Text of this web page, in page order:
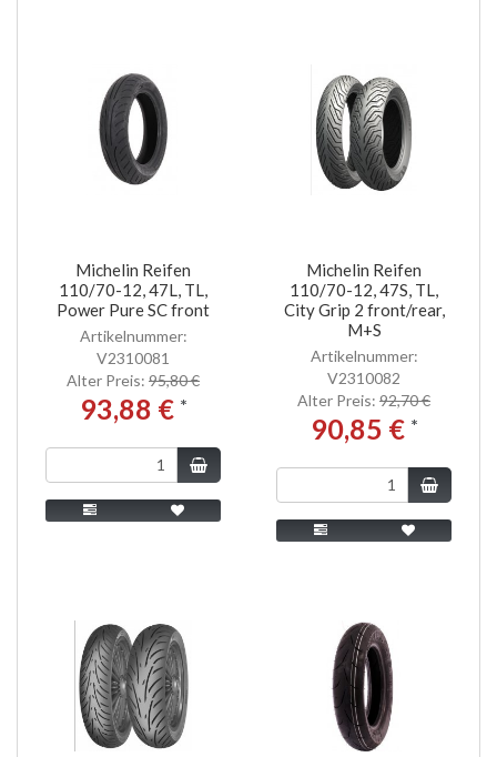
Michelin Reifen
110/70-12, 47L, TL,
Power Pure SC front
Artikelnummer:
V2310081
Alter Preis: 95,80 €
93,88 € *
Michelin Reifen
110/70-12, 47S, TL,
City Grip 2 front/rear,
M+S
Artikelnummer:
V2310082
Alter Preis: 92,70 €
90,85 € *